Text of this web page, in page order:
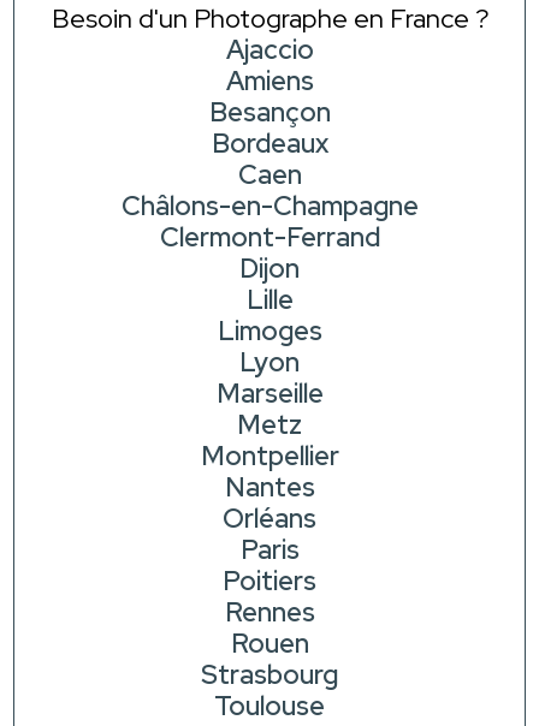
Besoin d'un Photographe en France ?
Ajaccio
Amiens
Besançon
Bordeaux
Caen
Châlons-en-Champagne
Clermont-Ferrand
Dijon
Lille
Limoges
Lyon
Marseille
Metz
Montpellier
Nantes
Orléans
Paris
Poitiers
Rennes
Rouen
Strasbourg
Toulouse